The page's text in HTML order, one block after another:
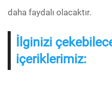
daha faydalı olacaktır.
İlginizi
içeriklerimiz: